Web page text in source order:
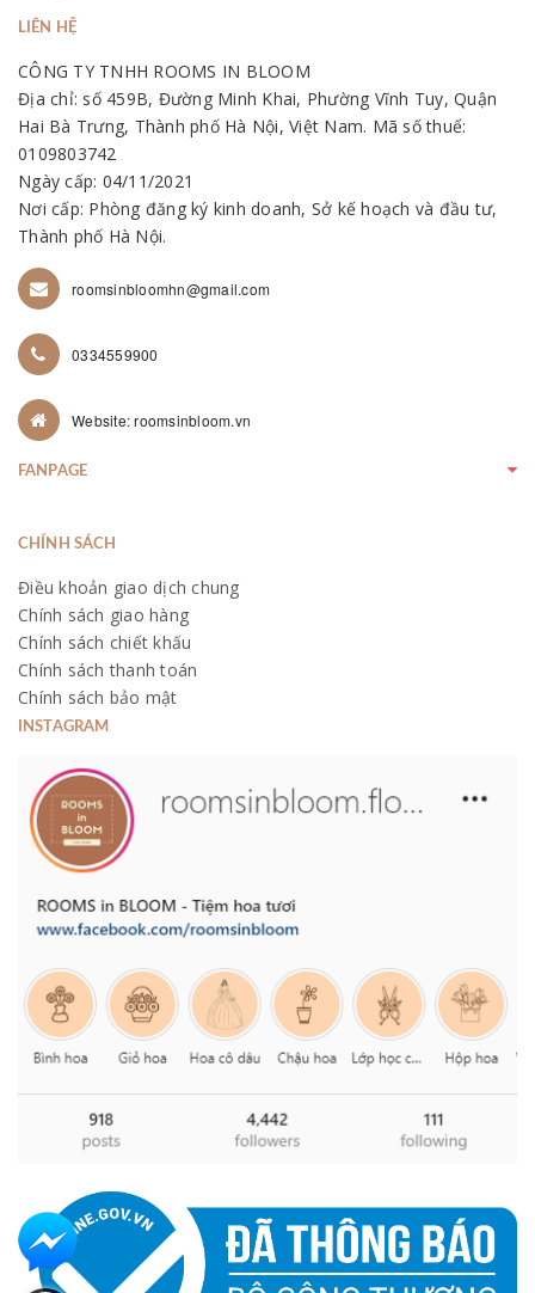
LIÊN HỆ
CÔNG TY TNHH ROOMS IN BLOOM
Địa chỉ: số 459B, Đường Minh Khai, Phường Vĩnh Tuy, Quận
Hai Bà Trưng, Thành phố Hà Nội, Việt Nam. Mã số thuế:
0109803742
Ngày cấp: 04/11/2021
Nơi cấp: Phòng đăng ký kinh doanh, Sở kế hoạch và đầu tư,
Thành phố Hà Nội.
roomsinbloomhn@gmail.com
0334559900
Website: roomsinbloom.vn
FANPAGE
CHÍNH SÁCH
Điều khoản giao dịch chung
Chính sách giao hàng
Chính sách chiết khấu
Chính sách thanh toán
Chính sách bảo mật
INSTAGRAM